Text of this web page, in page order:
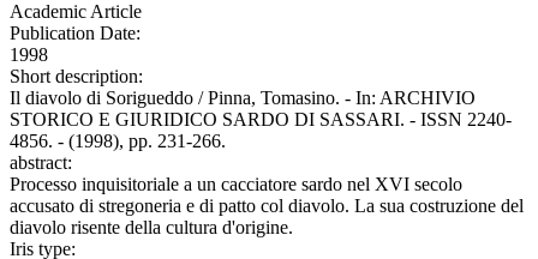
Academic Article
Publication Date:
1998
Short description:
Il diavolo di Sorigueddo / Pinna, Tomasino. - In: ARCHIVIO
STORICO E GIURIDICO SARDO DI SASSARI. - ISSN 2240-
4856. - (1998), pp. 231-266.
abstract:
Processo inquisitoriale a un cacciatore sardo nel XVI secolo
accusato di stregoneria e di patto col diavolo. La sua costruzione del
diavolo risente della cultura d'origine.
Iris type: